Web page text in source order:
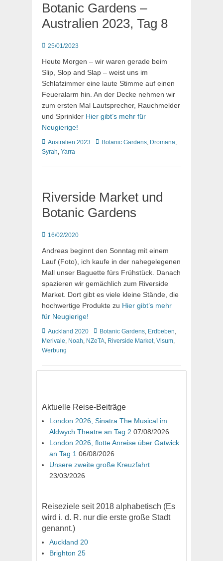
Botanic Gardens –
Australien 2023, Tag 8
Posted
25/01/2023
Heute Morgen – wir waren gerade beim
Slip, Slop and Slap – weist uns im
Schlafzimmer eine laute Stimme auf einen
Feueralarm hin. An der Decke nehmen wir
zum ersten Mal Lautsprecher, Rauchmelder
und Sprinkler Hier gibt’s mehr für
Neugierige!
Kategorien
Australien 2023 Schlagworte
Botanic Gardens, Dromana,
Syrah, Yarra
Riverside Market und
Botanic Gardens
Posted
16/02/2020
Andreas beginnt den Sonntag mit einem
Lauf (Foto), ich kaufe in der nahegelegenen
Mall unser Baguette fürs Frühstück. Danach
spazieren wir gemächlich zum Riverside
Market. Dort gibt es viele kleine Stände, die
hochwertige Produkte zu Hier gibt’s mehr
für Neugierige!
Kategorien
Auckland 2020 Schlagworte
Botanic Gardens, Erdbeben,
Merivale, Noah, NZeTA, Riverside Market, Visum,
Werbung
Aktuelle Reise-Beiträge
London 2026, Sinatra The Musical im
Aldwych Theatre an Tag 2 07/08/2026
London 2026, flotte Anreise über Gatwick
an Tag 1 06/08/2026
Unsere zweite große Kreuzfahrt
23/03/2026
Reiseziele seit 2018 alphabetisch (Es
wird i. d. R. nur die erste große Stadt
genannt.)
Auckland 20
Brighton 25